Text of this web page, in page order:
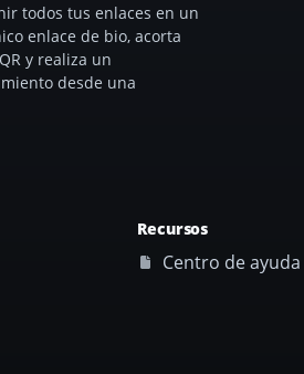
todos tus enlaces en un
enlace de bio, acorta
y realiza un
desde una
Recursos
Centro de ayuda